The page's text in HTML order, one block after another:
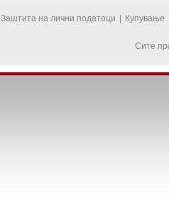
Заштита на лични податоци Купување
Сите